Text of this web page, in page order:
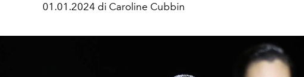
01.01.2024 di Caroline Cubbin